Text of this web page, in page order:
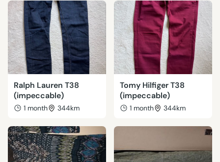
Ralph Lauren T38
(impeccable)
1 month 344km
Tomy Hilfiger T38
(impeccable)
1 month 344km